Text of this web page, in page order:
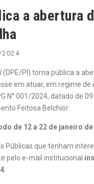
a abertura
PI) torna pública a
em atuar, em regime de
N° 001/2024, datado de
Feitosa Belchior.
de 12 a 22 de janeiro de
Públicas que tenham
pelo e-mail institucional